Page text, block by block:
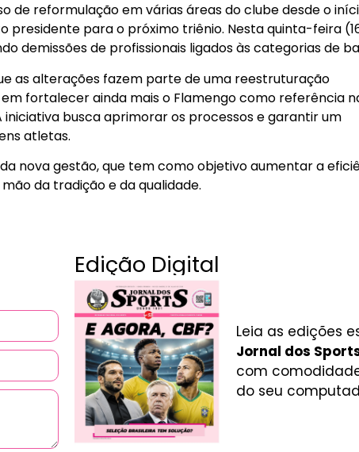
de reformulação em várias áreas do clube desde o
presidente para o próximo triênio. Nesta quinta-feira
demissões de profissionais ligados às categorias de
as alterações fazem parte de uma reestruturação
fortalecer ainda mais o Flamengo como referência
busca aprimorar os processos e garantir um
atletas.
nova gestão, que tem como objetivo aumentar a
da tradição e da qualidade.
Edição Digital
Leia as edições
Jornal dos
com
do seu